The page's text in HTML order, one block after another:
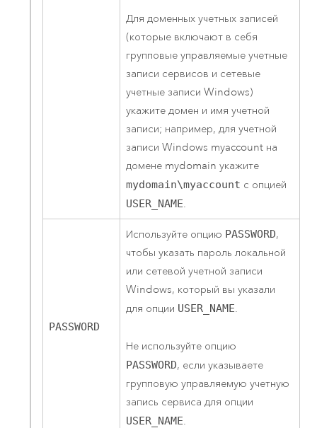
Для доменных учетных записей
(которые включают в себя
групповые управляемые учетные
записи сервисов и сетевые
учетные записиWindows)
укажите домен и имя учетной
записи; например, для учетной
записиWindows myaccount на
домене mydomain укажите
mydomain\myaccount с опцией
USER_NAME.
PASSWORD
Используйте опцию PASSWORD,
чтобы указать пароль локальной
или сетевой учетной записи
Windows, который вы указали
для опции USER_NAME.
Не используйте опцию
PASSWORD, если указываете
групповую управляемую учетную
запись сервиса для опции
USER_NAME.